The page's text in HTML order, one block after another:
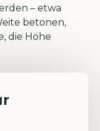
– etwa
betonen,
die Höhe